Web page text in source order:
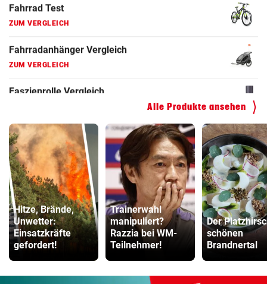
Hoverboard Vergleich
Kinderfahrrad Vergleich
Alle Produkte ansehen
Hitze, Brände,
Unwetter:
Einsatzkräfte
gefordert!
Trainerwahl
manipuliert?
Razzia bei WM-
Teilnehmer!
Der
schönen
Brandnertal